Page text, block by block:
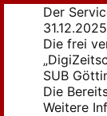
Der
Die frei
SUB
Die
Weitere